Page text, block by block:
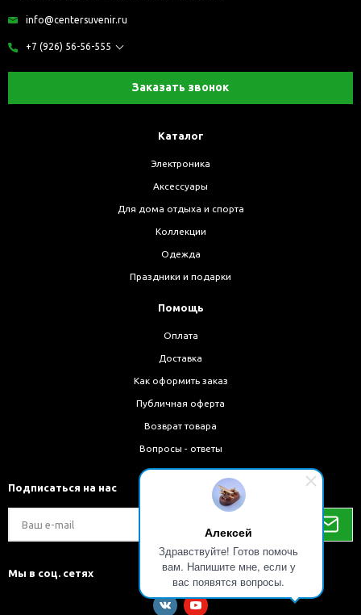
Алексей
Здравствуйте! Готов помочь
вам. Напишите мне, если у
вас появятся вопросы.
info@centersuvenir.ru
+7 (926) 56-56-555
Заказать звонок
Каталог
Электроника
Аксессуары
Для дома отдыха и спорта
Коллекции
Одежда
Праздники и подарки
Помощь
Оплата
Доставка
Как оформить заказ
Публичная оферта
Возврат товара
Вопросы - ответы
Подписаться на нас
Мы в соц. сетях